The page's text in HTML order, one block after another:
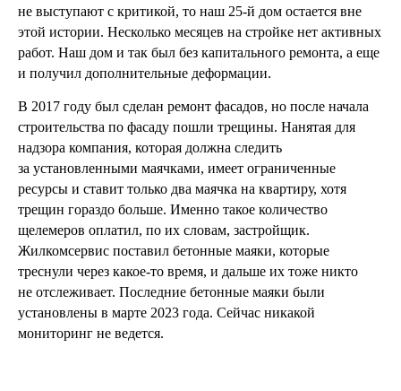
не выступают с критикой, то наш 25-й дом остается вне
этой истории. Несколько месяцев на стройке нет активных
работ. Наш дом и так был без капитального ремонта, а еще
и получил дополнительные деформации.
В 2017 году был сделан ремонт фасадов, но после начала
строительства по фасаду пошли трещины. Нанятая для
надзора компания, которая должна следить
за установленными маячками, имеет ограниченные
ресурсы и ставит только два маячка на квартиру, хотя
трещин гораздо больше. Именно такое количество
щелемеров оплатил, по их словам, застройщик.
Жилкомсервис поставил бетонные маяки, которые
треснули через какое-то время, и дальше их тоже никто
не отслеживает. Последние бетонные маяки были
установлены в марте 2023 года. Сейчас никакой
мониторинг не ведется.